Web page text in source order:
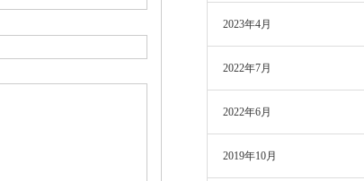
2023年4月
2022年7月
2022年6月
2019年10月